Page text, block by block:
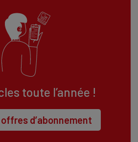
toute l’année !
d’abonnement